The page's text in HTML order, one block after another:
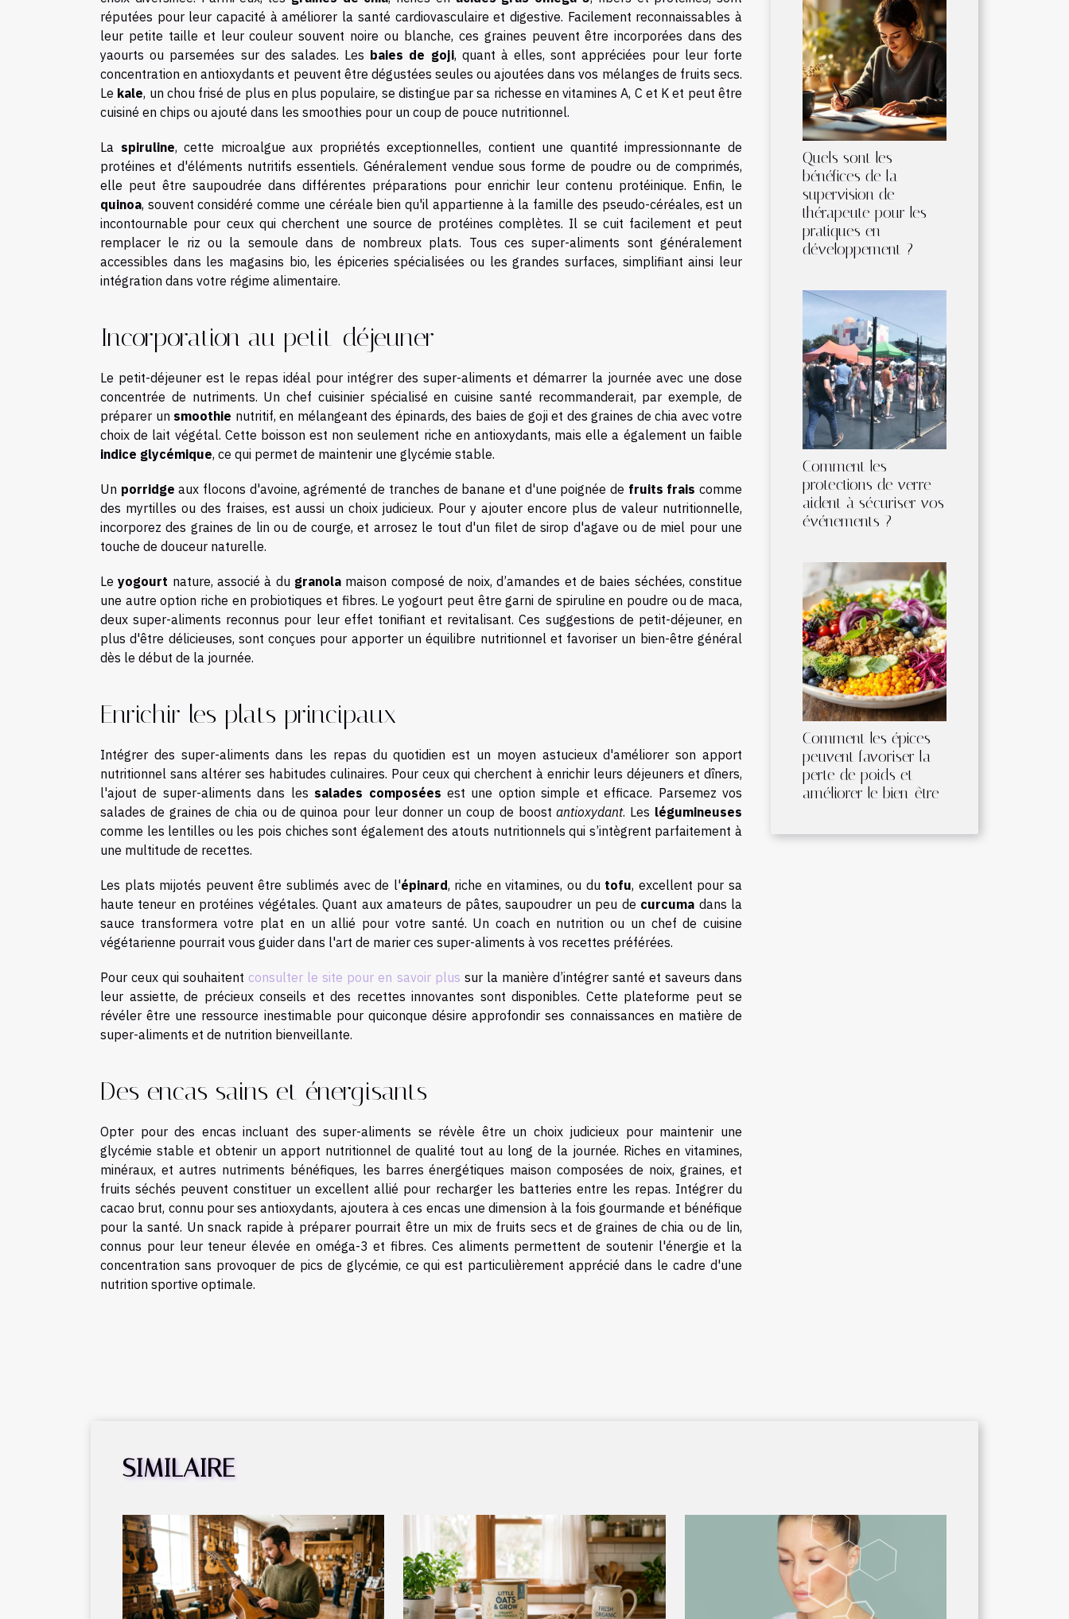
réputées pour leur capacité à améliorer la santé cardiovasculaire et digestive. Facilement reconnaissables à
leur petite taille et leur couleur souvent noire ou blanche, ces graines peuvent être incorporées dans des
yaourts ou parsemées sur des salades. Les baies de goji, quant à elles, sont appréciées pour leur forte
concentration en antioxydants et peuvent être dégustées seules ou ajoutées dans vos mélanges de fruits secs.
Le kale, un chou frisé de plus en plus populaire, se distingue par sa richesse en vitamines A, C et K et peut être
cuisiné en chips ou ajouté dans les smoothies pour un coup de pouce nutritionnel.
La spiruline, cette microalgue aux propriétés exceptionnelles, contient une quantité impressionnante de
protéines et d'éléments nutritifs essentiels. Généralement vendue sous forme de poudre ou de comprimés,
elle peut être saupoudrée dans différentes préparations pour enrichir leur contenu protéinique. Enfin, le
quinoa, souvent considéré comme une céréale bien qu'il appartienne à la famille des pseudo-céréales, est un
incontournable pour ceux qui cherchent une source de protéines complètes. Il se cuit facilement et peut
remplacer le riz ou la semoule dans de nombreux plats. Tous ces super-aliments sont généralement
accessibles dans les magasins bio, les épiceries spécialisées ou les grandes surfaces, simplifiant ainsi leur
intégration dans votre régime alimentaire.
Incorporation au petit-déjeuner
Le petit-déjeuner est le repas idéal pour intégrer des super-aliments et démarrer la journée avec une dose
concentrée de nutriments. Un chef cuisinier spécialisé en cuisine santé recommanderait, par exemple, de
préparer un smoothie nutritif, en mélangeant des épinards, des baies de goji et des graines de chia avec votre
choix de lait végétal. Cette boisson est non seulement riche en antioxydants, mais elle a également un faible
indice glycémique, ce qui permet de maintenir une glycémie stable.
Un porridge aux flocons d'avoine, agrémenté de tranches de banane et d'une poignée de fruits frais comme
des myrtilles ou des fraises, est aussi un choix judicieux. Pour y ajouter encore plus de valeur nutritionnelle,
incorporez des graines de lin ou de courge, et arrosez le tout d'un filet de sirop d'agave ou de miel pour une
touche de douceur naturelle.
Leyogourt nature, associé à du granolamaison composé de noix, d’amandes et de baies séchées, constitue
une autre option riche en probiotiques et fibres. Le yogourt peut être garni de spiruline en poudre ou de maca,
deux super-aliments reconnus pour leur effet tonifiant et revitalisant. Ces suggestions de petit-déjeuner, en
plus d'être délicieuses, sont conçues pour apporter un équilibre nutritionnel et favoriser un bien-être général
dès le début de la journée.
Enrichir les plats principaux
Intégrer des super-aliments dans les repas du quotidien est un moyen astucieux d'améliorer son apport
nutritionnel sans altérer ses habitudes culinaires. Pour ceux qui cherchent à enrichir leurs déjeuners et dîners,
l'ajout de super-aliments dans les salades composées est une option simple et efficace. Parsemez vos
salades de graines de chia ou de quinoa pour leur donner un coup de boostantioxydant. Les légumineuses
comme les lentilles ou les pois chiches sont également des atouts nutritionnels qui s’intègrent parfaitement à
une multitude de recettes.
Les plats mijotés peuvent être sublimés avec de l'épinard, riche en vitamines, ou du tofu, excellent pour sa
haute teneur en protéines végétales. Quant aux amateurs de pâtes, saupoudrer un peu de curcuma dans la
sauce transformera votre plat en un allié pour votre santé. Un coach en nutrition ou un chef de cuisine
végétarienne pourrait vous guider dans l'art de marier ces super-aliments à vos recettes préférées.
Pour ceux qui souhaitent consulter le site pour en savoir plus sur la manière d’intégrer santé et saveurs dans
leur assiette, de précieux conseils et des recettes innovantes sont disponibles. Cette plateforme peut se
révéler être une ressource inestimable pour quiconque désire approfondir ses connaissances en matière de
super-aliments et de nutrition bienveillante.
Des encas sains et énergisants
Opter pour des encas incluant des super-aliments se révèle être un choix judicieux pour maintenir une
glycémie stable et obtenir un apport nutritionnel de qualité tout au long de la journée. Riches en vitamines,
minéraux, et autres nutriments bénéfiques, les barres énergétiques maison composées de noix, graines, et
fruits séchés peuvent constituer un excellent allié pour recharger les batteries entre les repas. Intégrer du
cacao brut, connu pour ses antioxydants, ajoutera à ces encas une dimension à la fois gourmande et bénéfique
pour la santé. Un snack rapide à préparer pourrait être un mix de fruits secs et de graines de chia ou de lin,
connus pour leur teneur élevée en oméga-3 et fibres. Ces aliments permettent de soutenir l'énergie et la
concentration sans provoquer de pics de glycémie, ce qui est particulièrement apprécié dans le cadre d'une
nutrition sportive optimale.
Quels sont les
bénéfices de la
supervision de
thérapeute pour les
pratiques en
développement ?
Comment les
protections de verre
aident à sécuriser vos
événements ?
Comment les épices
peuvent favoriser la
perte de poids et
améliorer le bien-être
SIMILAIRE